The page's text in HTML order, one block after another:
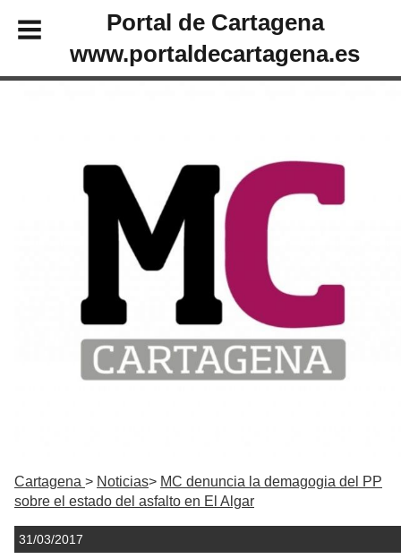
Portal de Cartagena
www.portaldecartagena.es
Cartagena Noticias
MC denuncia la demagogia del PP
sobre el estado del asfalto en El Algar
31/03/2017